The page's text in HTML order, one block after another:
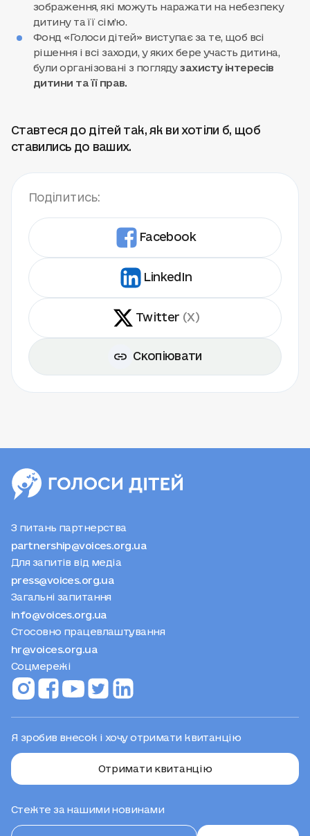
зображення, які можуть наражати на небезпеку
дитину та її сім’ю.
Фонд «Голоси дітей» виступає за те, щоб всі
рішення і всі заходи, у яких бере участь дитина,
були організовані з поглядузахисту інтересів
дитини та її прав.
Ставтеся до дітей так, як ви хотіли б, щоб
ставились до ваших.
Поділитись:
Facebook
LinkedIn
Twitter (X)
Скопіювати
З питань партнерства
partnership@voices.org.ua
Для запитів від медіа
press@voices.org.ua
Загальні запитання
info@voices.org.ua
Стосовно працевлаштування
hr@voices.org.ua
Соцмережі
Я зробив внесок і хочу отримати квитанцію
Отримати квитанцію
Стежте за нашими новинами